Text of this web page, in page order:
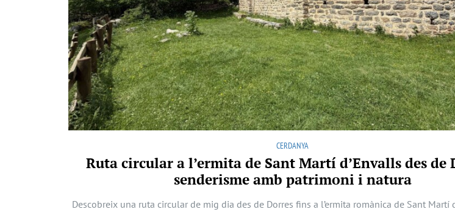
CERDANYA
Ruta circular a l’ermita de Sant Martí d’Envalls des de
senderisme amb patrimoni i natura
Descobreix una ruta circular de mig dia des de Dorres fins a l’ermita romànica de Sant Martí